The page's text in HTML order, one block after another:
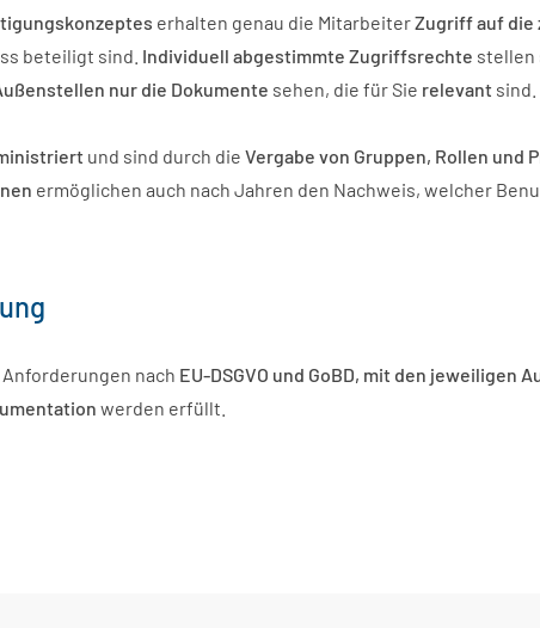
erhalten genau die MitarbeiterZugriff auf die
beteiligt sind. Individuell abgestimmte Zugriffsrechte stellen
nur die Dokumente sehen, die für Sie relevant sind.
und sind durch die Vergabe von Gruppen, Rollen und
ermöglichen auch nach Jahren den Nachweis, welcher
nach EU-DSGVO und GoBD, mit den jeweiligen
werden erfüllt.